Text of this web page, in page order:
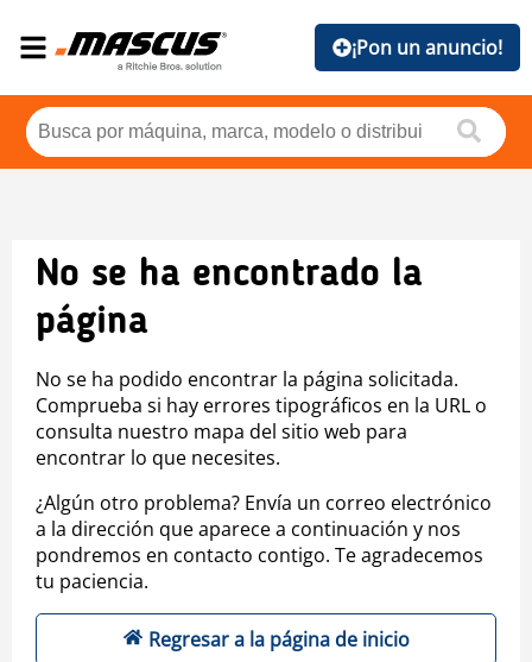
¡Pon un anuncio!
No se ha encontrado la
página
No se ha podido encontrar la página solicitada.
Comprueba si hay errores tipográficos en la URL o
consulta nuestro mapa del sitio web para
encontrar lo que necesites.
¿Algún otro problema? Envía un correo electrónico
a la dirección que aparece a continuación y nos
pondremos en contacto contigo. Te agradecemos
tu paciencia.
Regresar a la página de inicio